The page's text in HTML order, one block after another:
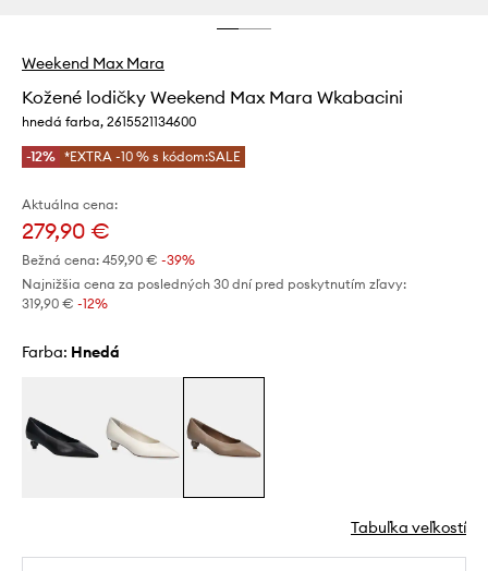
Weekend Max Mara
Kožené lodičky Weekend Max Mara Wkabacini
hnedá farba, 2615521134600
-12% *EXTRA -10 % s kódom:SALE
Aktuálna cena:
279,90 €
Bežná cena: 459,90 € -39%
Najnižšia cena za posledných 30 dní pred poskytnutím zľavy:
319,90 € -12%
Farba: hnedá
Tabuľka veľkostí